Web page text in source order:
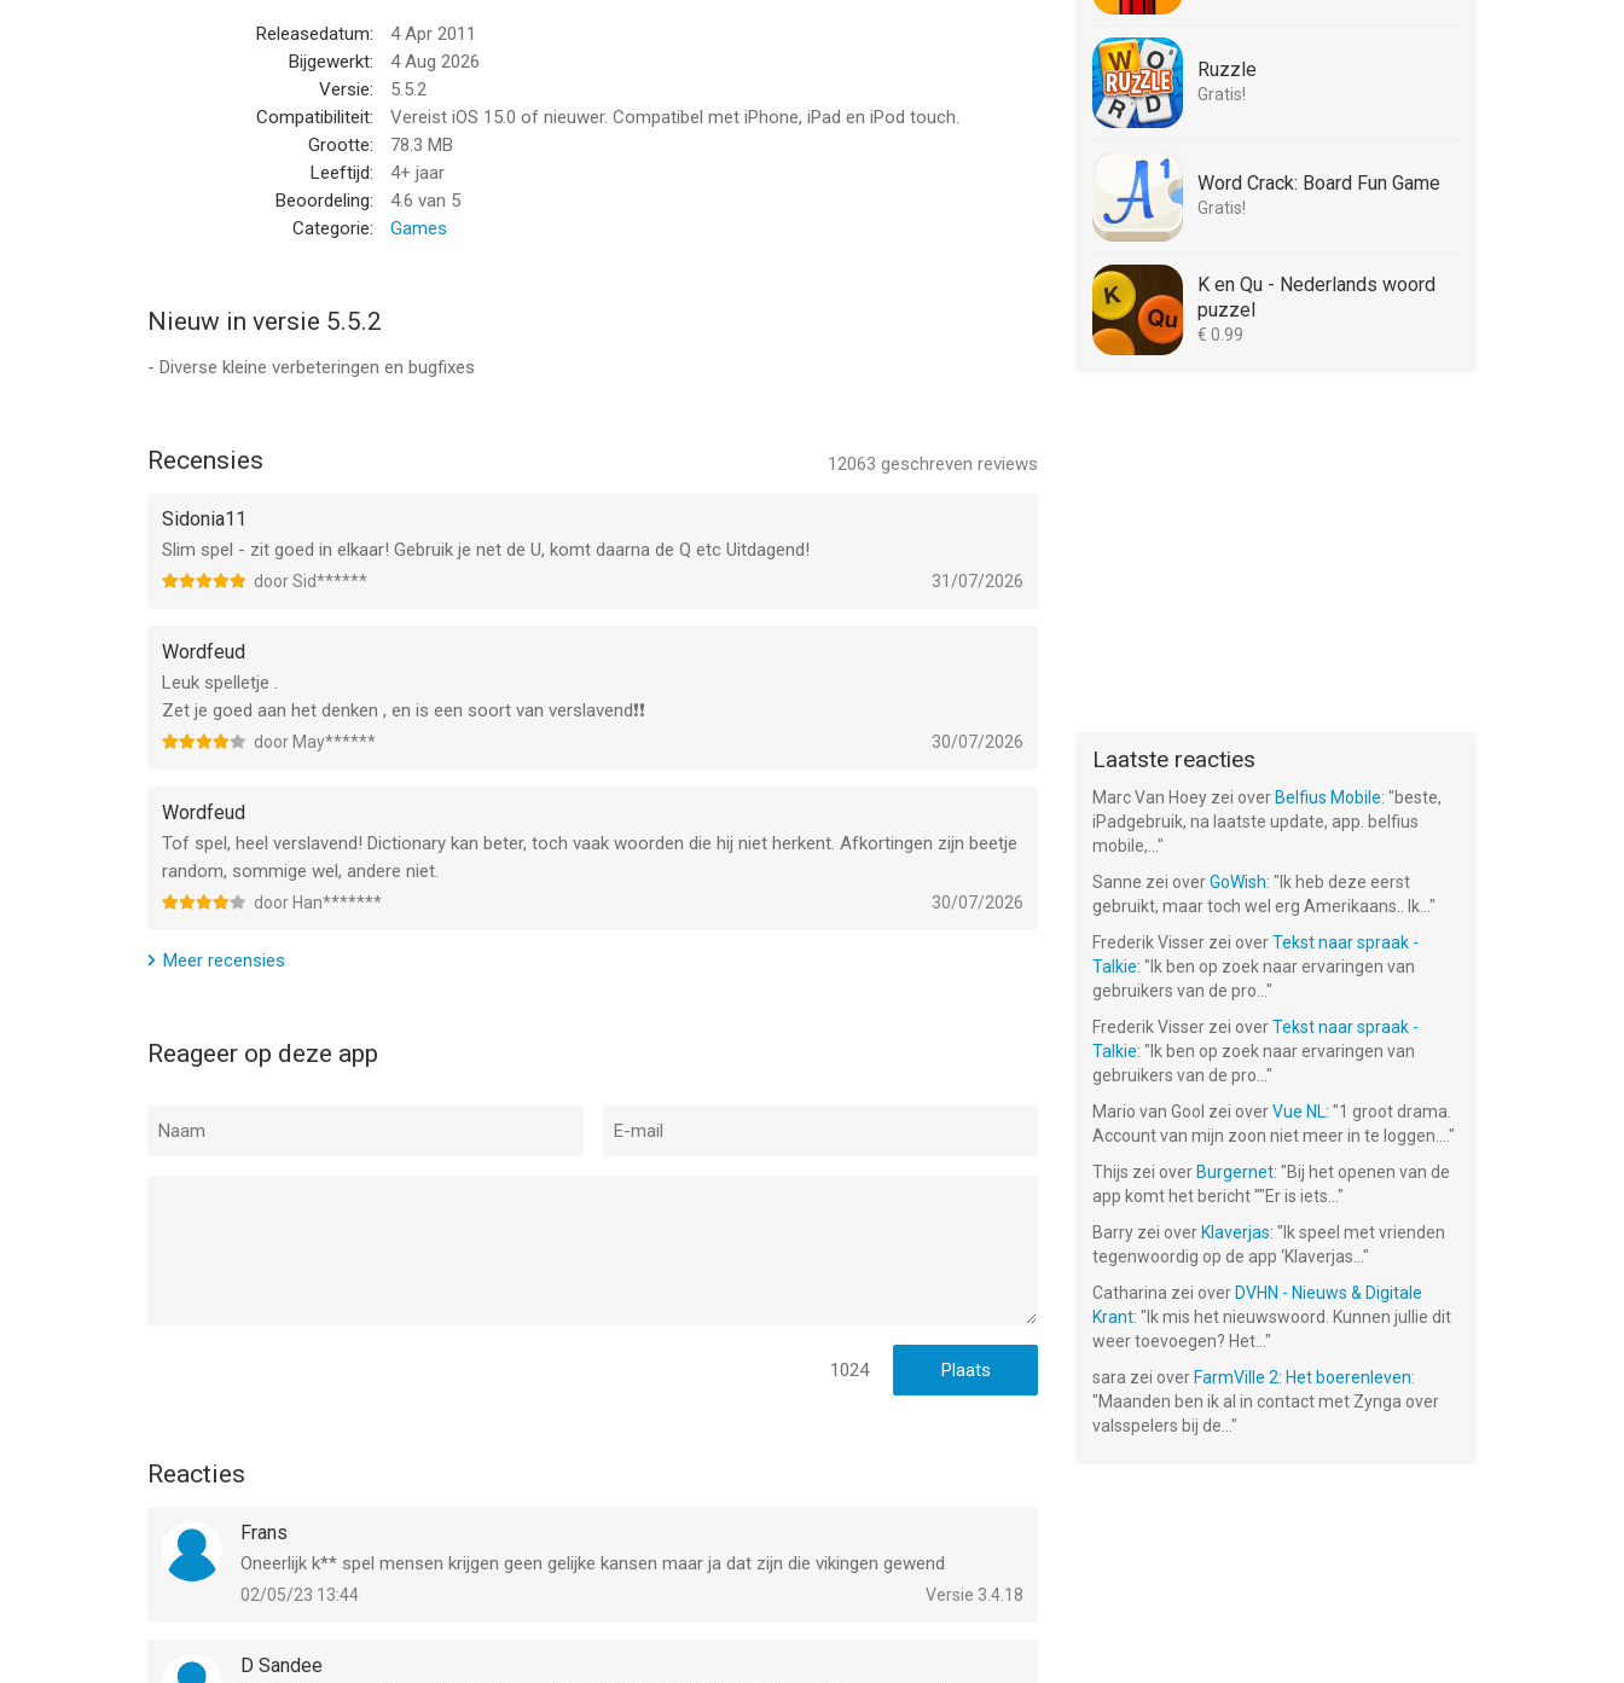
- Chat met je tegenstanders
Ga voor meer informatie over Wordfeud naar Wordfeud.com en volg ons op Twitter @wordfeud. Neem ook een
kijkje op onze fanpagina op Facebook: http://www.facebook.com/WordfeudGame
Wordfeud van Bertheussen IT is een app voor iPhone, iPad en iPod touch met iOS versie 15.0 of hoger, geschikt
bevonden voor gebruikers met leeftijden vanaf
Releasedatum:
4 Apr 2011
Bijgewerkt:
4 Aug 2026
Versie:
5.5.2
Compatibiliteit:
Vereist iOS 15.0 of nieuwer. Compatibel met iPhone, iPad en iPod touch.
Grootte:
78.3 MB
Leeftijd:
4+ jaar
Beoordeling:
4.6 van 5
Categorie:
Games
Nieuw in versie 5.5.2
- Diverse kleine verbeteringen en bugfixes
12063 geschreven reviews
Recensies
Sidonia11
Slim spel - zit goed in elkaar! Gebruik je net de U, komt daarna de Q etc Uitdagend!
door Sid****** 31/07/2026
Wordfeud
Leuk spelletje .
Zet je goed aan het denken , en is een soort van verslavend❗️❗️
door May****** 30/07/2026
Wordfeud
Tof spel, heel verslavend! Dictionary kan beter, toch vaak woorden die hij niet herkent. Afkortingen zijn beetje
random, sommige wel, andere niet.
door Han******* 30/07/2026
Meer recensies
Reageer op deze app
1024
Reacties
Frans
Oneerlijk k** spel mensen krijgen geen gelijke kansen maar ja dat zijn die vikingen gewend
Versie 3.4.18
02/05/23 13:44
D Sandee
Ruzzle
Gratis!
Word Crack: Board Fun Game
Gratis!
K en Qu - Nederlands woord
puzzel
€ 0.99
Laatste reacties
Marc Van Hoey zei over Belfius Mobile: "beste,
iPadgebruik, na laatste update, app. belfius
mobile,... "
Sanne zei overGoWish: " Ik heb deze eerst
gebruikt, maar toch wel erg Amerikaans.. Ik... "
Frederik Visser zei overTekst naar spraak -
Talkie: " Ik ben op zoek naar ervaringen van
gebruikers van de pro... "
Frederik Visser zei overTekst naar spraak -
Talkie: " Ik ben op zoek naar ervaringen van
gebruikers van de pro... "
Mario van Gool zei overVue NL: "1 groot drama.
Account van mijn zoon niet meer in te loggen.... "
Thijs zei over Burgernet: "Bij het openen van de
app komt het bericht ""Er is iets... "
Barry zei over Klaverjas: " Ik speel met vrienden
tegenwoordig op de app ‘Klaverjas... "
Catharina zei over DVHN - Nieuws & Digitale
Krant: " Ik mis het nieuwswoord. Kunnen jullie dit
weer toevoegen? Het... "
sara zei over FarmVille 2: Het boerenleven:
"Maanden ben ik al in contact met Zynga over
valsspelers bij de... "